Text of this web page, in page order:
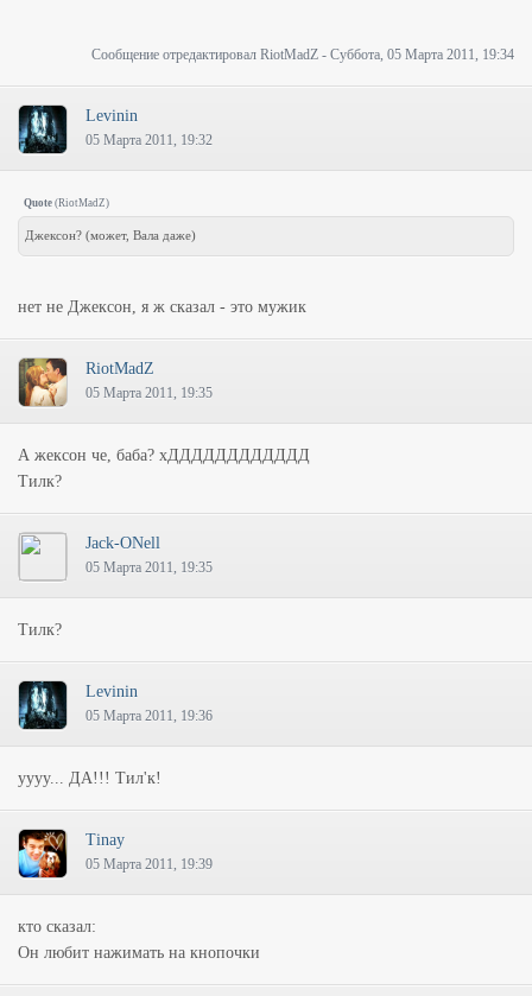
Сообщение отредактировал RiotMadZ - Суббота, 05 Марта 2011, 19:34
Levinin
05 Марта 2011, 19:32
Quote (RiotMadZ)
Джексон? (может, Вала даже)
нет не Джексон, я ж сказал - это мужик
RiotMadZ
05 Марта 2011, 19:35
А жексон че, баба? хДДДДДДДДДДДД
Тилк?
Jack-ONell
05 Марта 2011, 19:35
Тилк?
Levinin
05 Марта 2011, 19:36
уууу... ДА!!! Тил'к!
Tinay
05 Марта 2011, 19:39
кто сказал:
Он любит нажимать на кнопочки